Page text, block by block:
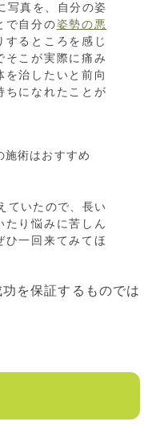
写真を、自分の姿
で自分の姿勢の悪
するところを感じ
そこが実際に痛み
を治したいと前向
ちになれたことが
施術はおすすめ
ていたので、長い
たり悩みに苦しん
ひ一回来てみてほ
を保証するものでは